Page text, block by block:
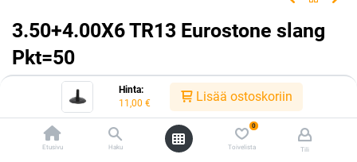
Hinta:
11,00 € Lisää ostoskoriin
Etusivu Haku
0
Toivelista Tili
3.50+4.00X6 TR13 Eurostone slang
Pkt=50
Tuotekoodi: 305577
€ / kpl
Toimittajilla (kotimaa): Saatavilla